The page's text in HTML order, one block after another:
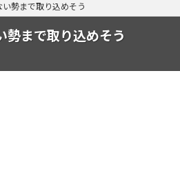
勢まで取り込めそう
まで取り込めそう